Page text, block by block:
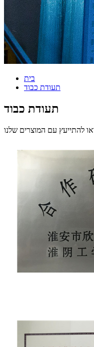
בית
תעודת כבוד
תעודת כבוד